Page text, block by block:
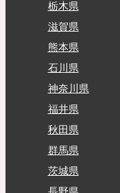
栃木県
滋賀県
熊本県
石川県
神奈川県
福井県
秋田県
群馬県
茨城県